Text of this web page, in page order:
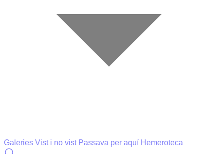
Galeries Vist i no vist Passava per aquí Hemeroteca